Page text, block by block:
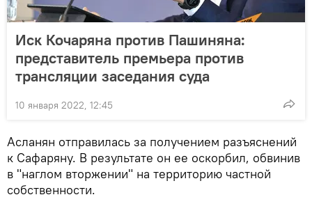
Иск Кочаряна против Пашиняна:
представитель премьера против
трансляции заседания суда
10 января 2022, 12:45
Асланян отправилась за получением разъяснений
к Сафаряну. В результате он ее оскорбил, обвинив
в "наглом вторжении" на территорию частной
собственности.